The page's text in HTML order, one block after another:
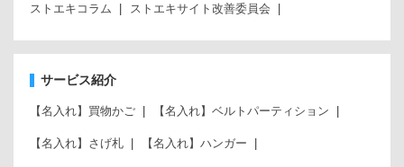
ストエキコラム ストエキサイト改善委員会
サービス紹介
【名入れ】買物かご 【名入れ】ベルトパーティション
【名入れ】さげ札 【名入れ】ハンガー